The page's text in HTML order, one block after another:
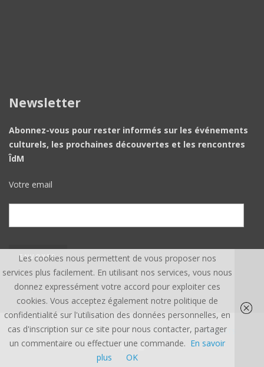
Newsletter
Abonnez-vous pour rester informés sur les événements
culturels, les prochaines découvertes et les rencontres
ÎdM
Votre email
ÎLE DU MONDE ©, TOUS DROITS RÉSERVÉS.CREDITS
Les cookies nous permettent de vous proposer nos
services plus facilement. En utilisant nos services, vous nous
donnez expressément votre accord pour exploiter ces
cookies. Vous acceptez également notre politique de
confidentialité sur l'utilisation des données personnelles, en
cas d'inscription sur ce site pour nous contacter, partager
un commentaire ou effectuer une commande. En savoir
plus
OK